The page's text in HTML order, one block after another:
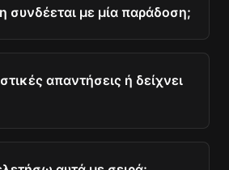
συνδέεται με μία παράδοση;
απαντήσεις ή δείχνει